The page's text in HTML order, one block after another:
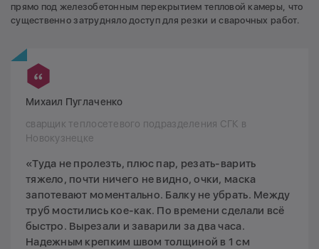
прямо под железобетонным перекрытием тепловой камеры, что
существенно затрудняло доступ для резки и сварочных работ.
Михаил Пуглаченко
сварщик теплосетевого подразделения СГК в
Новокузнецке
«Туда не пролезть, плюс пар, резать-варить
тяжело, почти ничего не видно, очки, маска
запотевают моментально. Балку не убрать. Между
труб мостились кое-как. По времени сделали всё
быстро. Вырезали и заварили за два часа.
Надежным крепким швом толщиной в 1 см